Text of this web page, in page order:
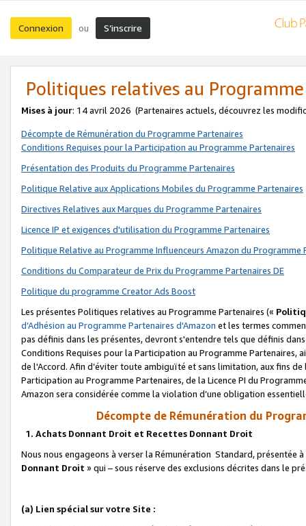
Connexion ou S’inscrire
Politiques relatives au
Mises à jour: 14 avril 2026 (Partenaires actuels, découvrez les
Décompte de Rémunération du Programme Partenaires
Conditions Requises pour la Participation au Programme Partenaires
Présentation des Produits du Programme Partenaires
Politique Relative aux Applications Mobiles du Programme Partenaires
Directives Relatives aux Marques du Programme Partenaires
Licence IP et exigences d'utilisation du Programme Partenaires
Politique Relative au Programme Influenceurs Amazon du Programme
Conditions du Comparateur de Prix du Programme Partenaires DE
Politique du programme Creator Ads Boost
Les présentes Politiques relatives au Programme Partenaires («
d’Adhésion au Programme Partenaires d'Amazon et les termes
pas définis dans les présentes, devront s'entendre tels que définis
Conditions Requises pour la Participation au Programme Partenaires,
de l'Accord. Afin d’éviter toute ambiguïté et sans limitation, aux fins
Participation au Programme Partenaires, de la Licence PI du
Amazon sera considérée comme la violation d’une obligation
Décompte de Rémunération du
1. Achats Donnant Droit et Recettes Donnant Droit
Nous nous engageons à verser la Rémunération Standard, présentée
Donnant Droit » qui – sous réserve des exclusions décrites dans le
(a) Lien spécial sur votre Site :